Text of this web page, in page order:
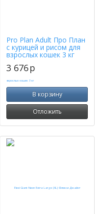
Pro Plan Adult Про План
с курицей и рисом для
взрослых кошек 3 кг
3 676p
В корзину
Отложить